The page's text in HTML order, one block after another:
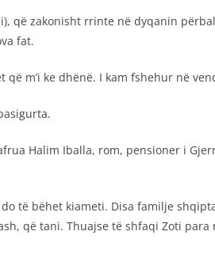
që zakonisht rrinte në dyqanin
fat.
m’i ke dhënë. I kam fshehur në
Halim Iballa, rom, pensioner i
të bëhet kiameti. Disa familje
që tani. Thuajse të shfaqi Zoti